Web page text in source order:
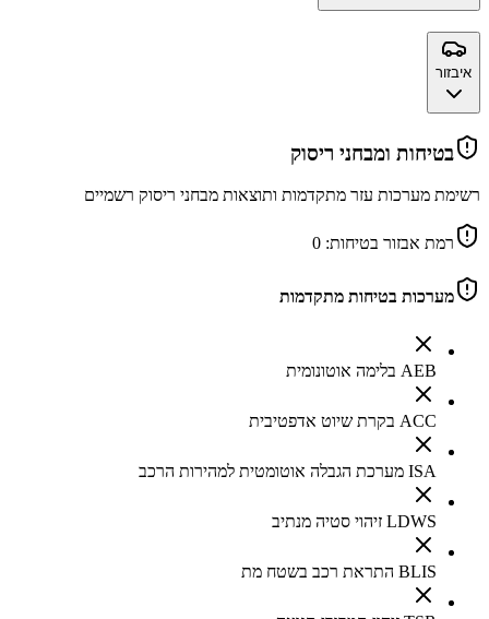
איבזור
בטיחות ומבחני ריסוק
רשימת מערכות עזר מתקדמות ותוצאות מבחני ריסוק רשמיים
רמת אבזור בטיחות: 0
מערכות בטיחות מתקדמות
AEB בלימה אוטונומית
ACC בקרת שיוט אדפטיבית
ISA מערכת הגבלה אוטומטית למהירות הרכב
LDWS זיהוי סטיה מנתיב
BLIS התראת רכב בשטח מת